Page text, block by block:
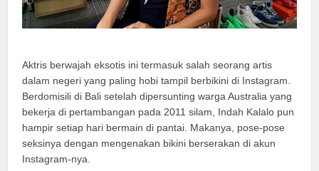
Aktris berwajah eksotis ini termasuk salah seorang artis
dalam negeri yang paling hobi tampil berbikini di Instagram.
Berdomisili di Bali setelah dipersunting warga Australia yang
bekerja di pertambangan pada 2011 silam, Indah Kalalo pun
hampir setiap hari bermain di pantai. Makanya, pose-pose
seksinya dengan mengenakan bikini berserakan di akun
Instagram-nya.